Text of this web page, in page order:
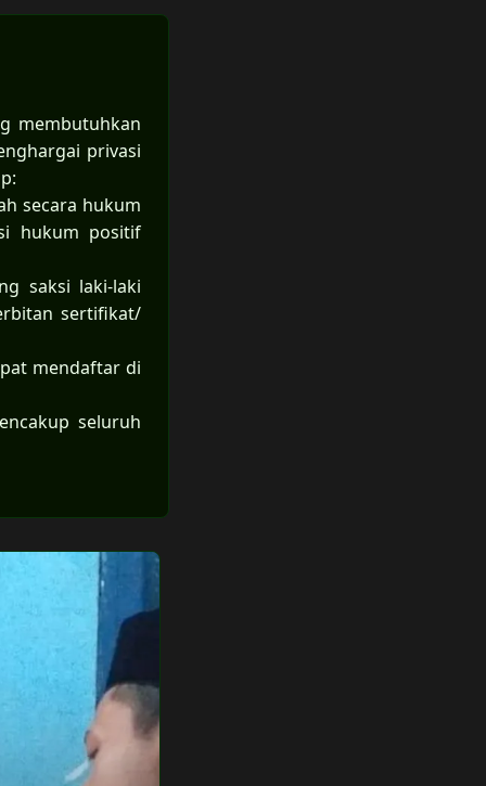
membutuhkan
privasi
secara hukum
hukum positif
saksi laki-laki
sertifikat/
mendaftar di
seluruh